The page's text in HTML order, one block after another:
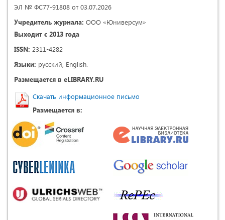
ЭЛ № ФС77-91808 от 03.07.2026
Учредитель журнала: ООО «Юниверсум»
Выходит с 2013 года
ISSN: 2311-4282
Языки: русский, English.
Размещается в eLIBRARY.RU
Скачать информационное письмо
Размещается в: